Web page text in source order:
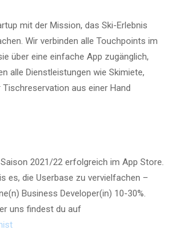
mit der Mission, das Ski-Erlebnis
Wir verbinden alle Touchpoints im
über eine einfache App zugänglich,
alle Dienstleistungen wie Skimiete,
aus einer Hand
2021/22 erfolgreich im App Store.
es, die Userbase zu vervielfachen –
Business Developer(in) 10-30%.
uns findest du auf